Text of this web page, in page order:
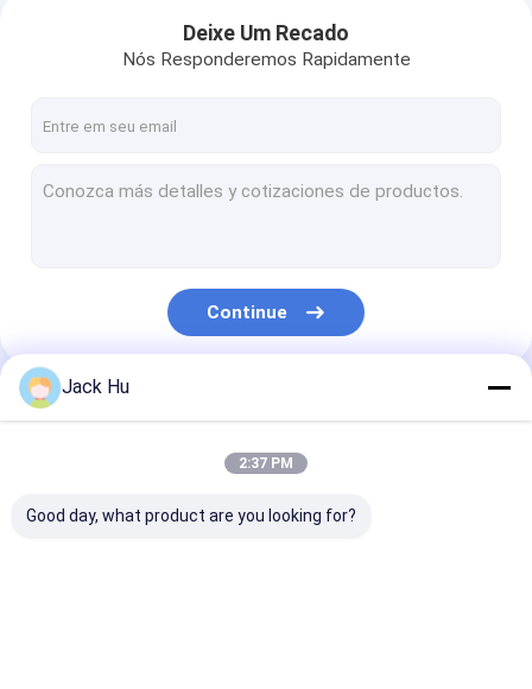
Escadas automotoras do passageiro
Aeroporto Ambulift
Caminhão de serviço de banheiro
Ônibus do passageiro do aeroporto
Deixe Um Recado
Nós Responderemos Rapidamente
Continue
Nossas Categorias
Jack Hu
2:37 PM
Good day, what product are you looking for?